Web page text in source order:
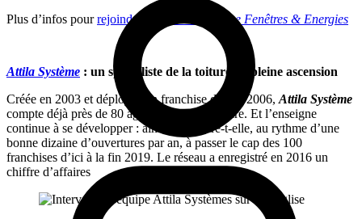
Plus d’infos pourrejoindre le réseau Isofrance Fenêtres & Energies
Attila Système : un spécialiste de la toiture en pleine ascension
Créée en 2003 et déployée en franchise depuis 2006, Attila Système
compte déjà près de 80 agences sur le territoire. Et l’enseigne
continue à se développer : ainsi se prépare-t-elle, au rythme d’une
bonne dizaine d’ouvertures par an, à passer le cap des 100
franchises d’ici à la fin 2019. Le réseau a enregistré en 2016 un
chiffre d’affaires